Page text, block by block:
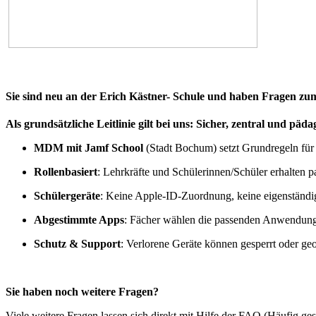
Sie sind neu an der Erich Kästner- Schule und haben Fragen
Als grundsätzliche Leitlinie gilt bei uns: Sicher, zentral und
MDM mit Jamf School (Stadt Bochum) setzt Grundregeln für
Rollenbasiert: Lehrkräfte und Schülerinnen/Schüler erhalten
Schülergeräte: Keine Apple-ID-Zuordnung, keine
Abgestimmte Apps: Fächer wählen die passenden
Schutz & Support: Verlorene Geräte können gesperrt oder
Sie haben noch weitere Fragen?